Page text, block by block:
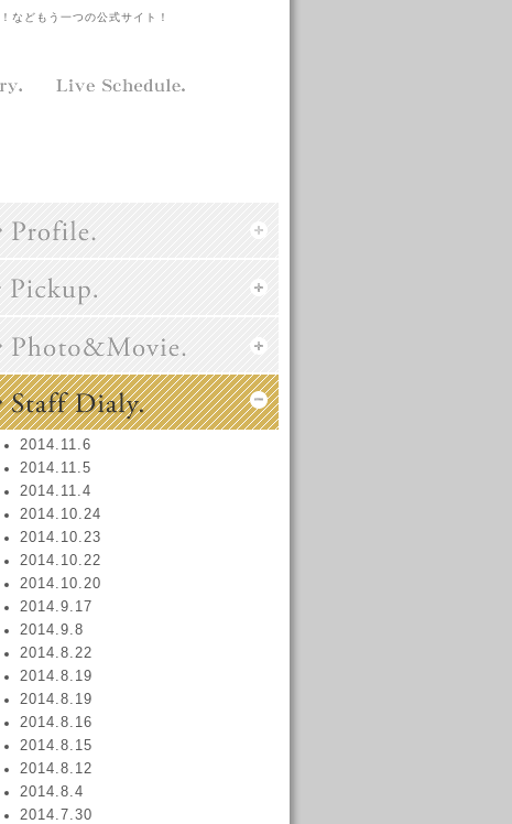
などもう一つの公式サイト！
2014.11.6
2014.11.5
2014.11.4
2014.10.24
2014.10.23
2014.10.22
2014.10.20
2014.9.17
2014.9.8
2014.8.22
2014.8.19
2014.8.19
2014.8.16
2014.8.15
2014.8.12
2014.8.4
2014.7.30